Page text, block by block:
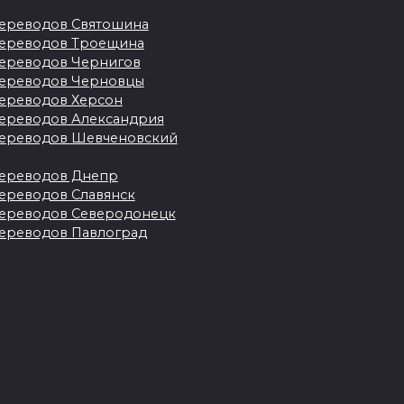
документов с
японского, на
Если у вас возникла
необходимость
выполнить перевод
Святошина
Троещина
Чернигов
Черновцы
Херсон
Александрия
Шевченовский
Днепр
Славянск
Северодонецк
Павлоград